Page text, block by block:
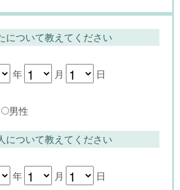
について教えてください
年 月 日
男性
について教えてください
年 月 日